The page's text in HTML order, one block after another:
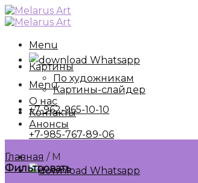
Skip
to
Menu
Whatsapp
Menu
+7-962-965-10-10
+7-985-767-89-06
Whatsapp
Картины
По художникам
Картины-слайдер
О нас
Контакты
Анонсы
Главная /М
Фильтровать